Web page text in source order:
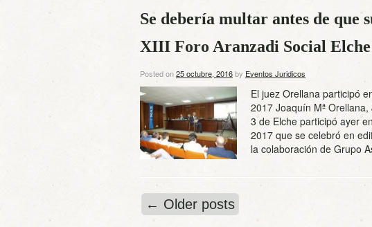
Se debería multar antes de que
XIII Foro Aranzadi Social Elche
Posted on25 octubre, 2016by Eventos Juridicos
El juez Orellana participó
2017 Joaquín Mª
3 de Elche participó ayer
2017 que se celebró en
la colaboración de Grupo
← Older posts